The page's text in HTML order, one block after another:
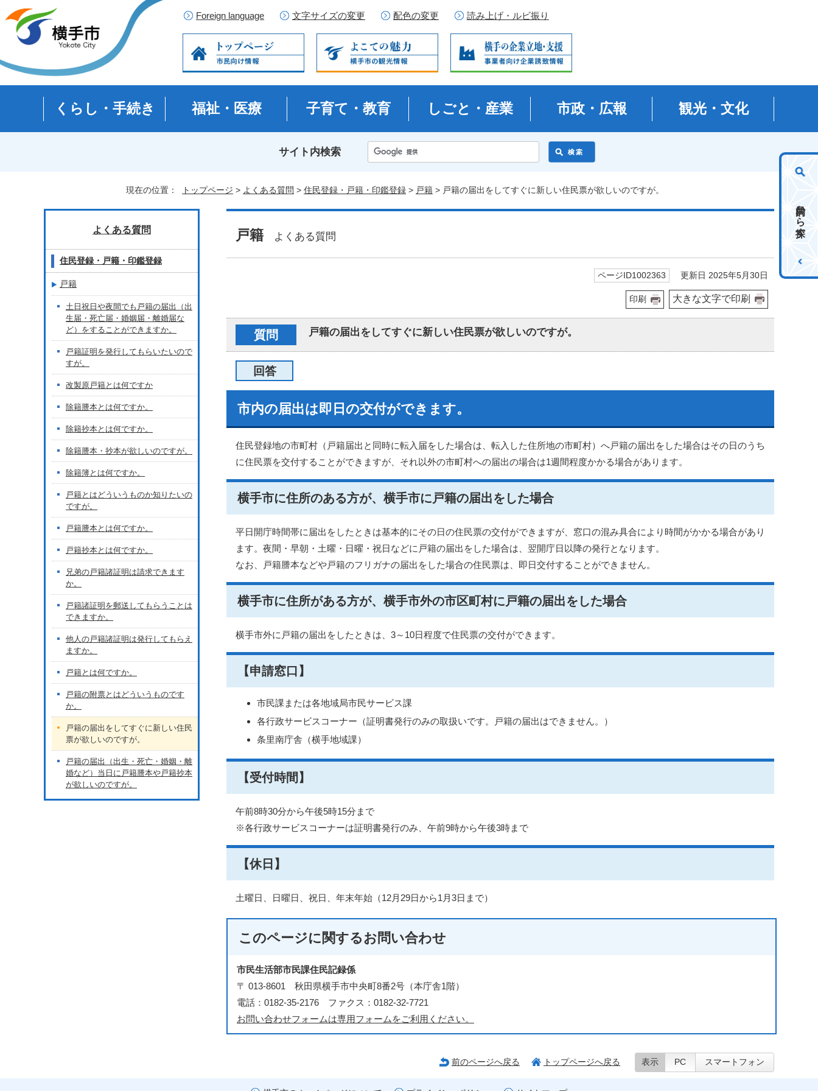
Foreign language 文字サイズの変更 配色の変更 読み上げ・ルビ振り
くらし・手続き 福祉・医療 子育て・教育 しごと・産業 市政・広報 観光・文化
サイト内検索
目的から探す
現在の位置： トップページ > よくある質問 > 住民登録・戸籍・印鑑登録 > 戸籍 > 戸籍の届出をしてすぐに新しい住民票が欲しいのですが。
戸籍 よくある質問
ページID1002363 更新日 2025年5月30日
印刷 大きな文字で印刷
質問 戸籍の届出をしてすぐに新しい住民票が欲しいのですが。
回答
市内の届出は即日の交付ができます。
住民登録地の市町村（戸籍届出と同時に転入届をした場合は、転入した住所地の市町村）へ戸籍の届出をした場合はその日のうち
に住民票を交付することができますが、それ以外の市町村への届出の場合は1週間程度かかる場合があります。
横手市に住所のある方が、横手市に戸籍の届出をした場合
平日開庁時間帯に届出をしたときは基本的にその日の住民票の交付ができますが、窓口の混み具合により時間がかかる場合があり
ます。夜間・早朝・土曜・日曜・祝日などに戸籍の届出をした場合は、翌開庁日以降の発行となります。
なお、戸籍謄本などや戸籍のフリガナの届出をした場合の住民票は、即日交付することができません。
横手市に住所がある方が、横手市外の市区町村に戸籍の届出をした場合
横手市外に戸籍の届出をしたときは、3～10日程度で住民票の交付ができます。
【申請窓口】
市民課または各地域局市民サービス課
各行政サービスコーナー（証明書発行のみの取扱いです。戸籍の届出はできません。）
条里南庁舎（横手地域課）
【受付時間】
午前8時30分から午後5時15分まで
※各行政サービスコーナーは証明書発行のみ、午前9時から午後3時まで
【休日】
土曜日、日曜日、祝日、年末年始（12月29日から1月3日まで）
このページに関するお問い合わせ
市民生活部市民課住民記録係
〒 013-8601 秋田県横手市中央町8番2号（本庁舎1階）
電話：0182-35-2176 ファクス：0182-32-7721
お問い合わせフォームは専用フォームをご利用ください。
よくある質問
住民登録・戸籍・印鑑登録
戸籍
土日祝日や夜間でも戸籍の届出（出
生届・死亡届・婚姻届・離婚届な
ど）をすることができますか。
戸籍証明を発行してもらいたいので
すが。
改製原戸籍とは何ですか
除籍謄本とは何ですか。
除籍抄本とは何ですか。
除籍謄本・抄本が欲しいのですが。
除籍簿とは何ですか。
戸籍とはどういうものか知りたいの
ですが。
戸籍謄本とは何ですか。
戸籍抄本とは何ですか。
兄弟の戸籍諸証明は請求できます
か。
戸籍諸証明を郵送してもらうことは
できますか。
他人の戸籍諸証明は発行してもらえ
ますか。
戸籍とは何ですか。
戸籍の附票とはどういうものです
か。
戸籍の届出をしてすぐに新しい住民
票が欲しいのですが。
戸籍の届出（出生・死亡・婚姻・離
婚など）当日に戸籍謄本や戸籍抄本
が欲しいのですが。
前のページへ戻る トップページへ戻る 表示 PC スマートフォン